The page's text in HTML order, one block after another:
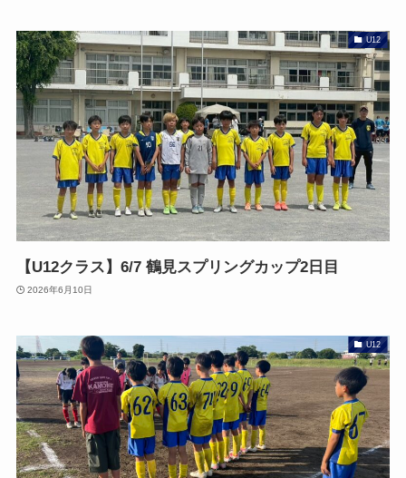
U12
【U12クラス】6/7 鶴見スプリングカップ2日目
2026年6月10日
U12